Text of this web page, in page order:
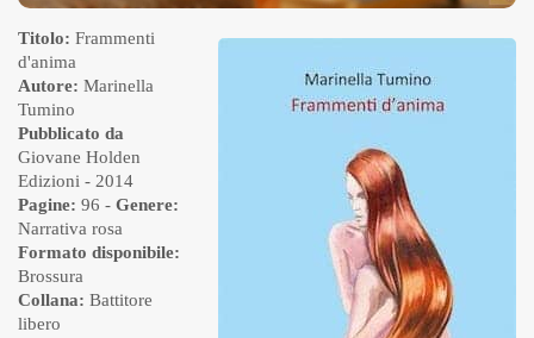
Titolo: Frammenti
d'anima
Autore: Marinella
Tumino
Pubblicato da
Giovane Holden
Edizioni - 2014
Pagine: 96 - Genere:
Narrativa rosa
Formato disponibile:
Brossura
Collana: Battitore
libero